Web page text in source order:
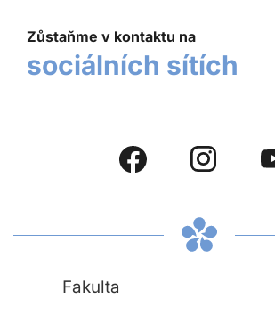
Zůstaňme v kontaktu na
sociálních sítích
Fakulta